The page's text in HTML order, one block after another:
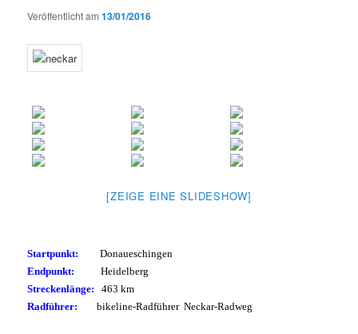
Veröffentlicht am13/01/2016
[ZEIGE EINE SLIDESHOW]
Startpunkt:
Donaueschingen
Endpunkt:
Heidelberg
Streckenlänge:
463 km
Radführer:
bikeline-Radführer Neckar-Radweg